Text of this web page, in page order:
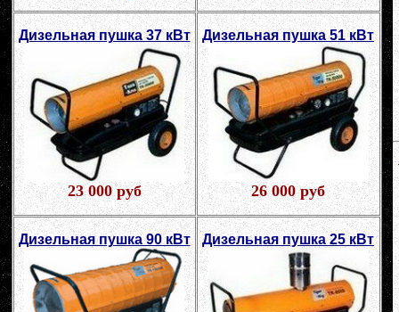
Дизельная пушка 37 кВт
23 000 руб
Дизельная пушка 51 кВт
26 000 руб
Дизельная пушка 90 кВт Дизельная пушка 25 кВт